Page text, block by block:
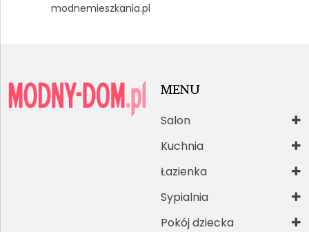
modnemieszkania.pl
MENU
Salon
Kuchnia
Łazienka
Sypialnia
Pokój dziecka